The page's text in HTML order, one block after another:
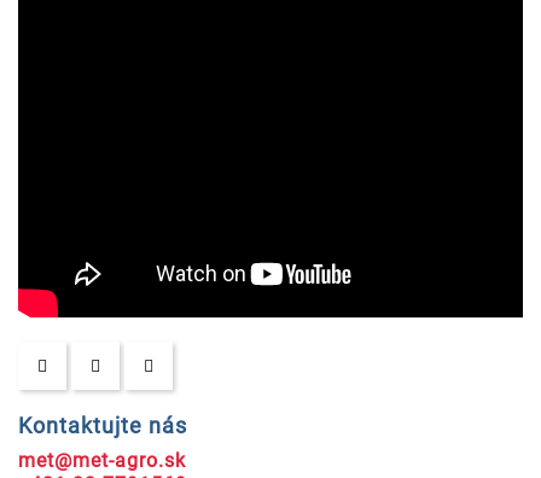
Kontaktujte nás
met@met-agro.sk